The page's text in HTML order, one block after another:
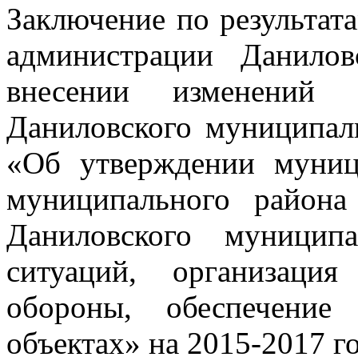
Заключение по
администрации
внесении изменений
Даниловского
«Об утверждении
муниципального
Даниловского
ситуаций,
обороны,
объектах» на 2015-2017